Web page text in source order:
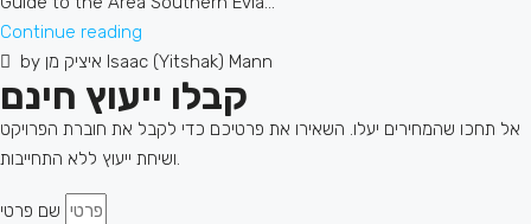
Continue reading
by איציק מן Isaac (Yitshak) Mann
קבלו ייעוץ חינם
אל תחכו שהמחירים יעלו. השאירו את פרטיכם כדי לקבל את חוברת הפרויקט
ושיחת ייעוץ ללא התחייבות.
שם פרטי